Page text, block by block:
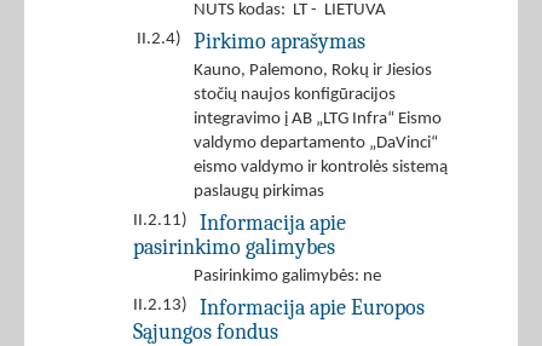
NUTS kodas: LT - LIETUVA
II.2.4)
Pirkimo aprašymas
Kauno, Palemono, Rokų ir Jiesios
stočių naujos konfigūracijos
integravimo į AB „LTG Infra“ Eismo
valdymo departamento „DaVinci“
eismo valdymo ir kontrolės sistemą
paslaugų pirkimas
II.2.11)
Informacija apie
pasirinkimo galimybes
Pasirinkimo galimybės: ne
II.2.13)
Informacija apie Europos
Sąjungos fondus